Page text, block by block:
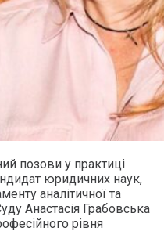
позови у практиці
юридичних наук,
аналітичної та
Анастасія Грабовська
рівня